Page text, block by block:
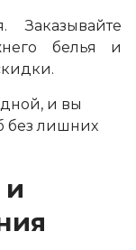
Заказывайте
белья и
и вы
без лишних
и